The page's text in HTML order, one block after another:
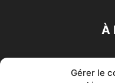
Gérer le
À